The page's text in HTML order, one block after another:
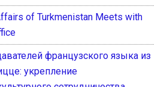
of Turkmenistan Meets with
французского языка из
укрепление